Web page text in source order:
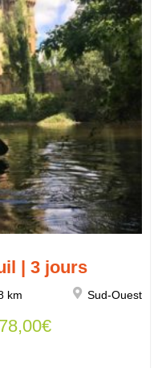
| 3 jours
km Sud-Ouest
78,00€